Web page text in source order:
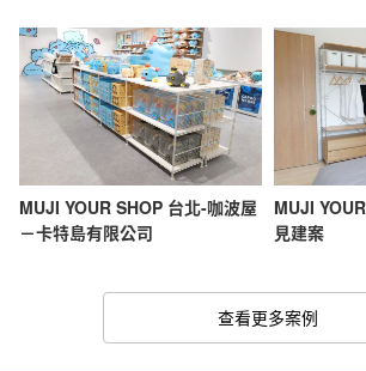
MUJI YOUR SHOP 台北-咖波屋
－卡特島有限公司
MUJI
見建案
查看更多案例